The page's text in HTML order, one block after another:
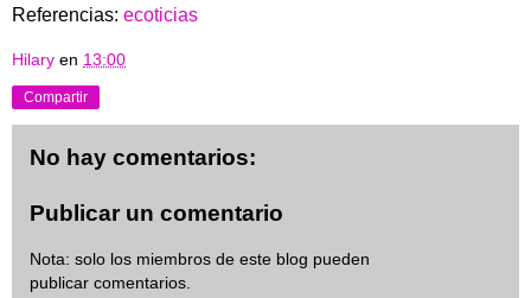
Referencias: ecoticias
Hilary en 13:00
Compartir
No hay comentarios:
Publicar un comentario
Nota: solo los miembros de este blog pueden
publicar comentarios.